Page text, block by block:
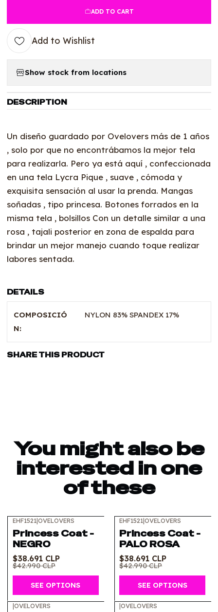
ADD TO CART
Add to Wishlist
Show stock from locations
DESCRIPTION
Un diseño guardado por Ovelovers más de 1 años
, solo por que no encontrábamos la mejor tela
para realizarla. Pero ya está aquí , confeccionada
en una tela Lycra Pique , suave , cómoda y
exquisita sensación al usar la prenda. Mangas
soñadas , tipo princesa. Botones forrados en la
misma tela , bolsillos Con un detalle similar a una
rosa , tajali posterior en zona de espalda para
brindar un mejor manejo cuando toque realizar
labores sentada.
DETAILS
COMPOSICIÓ
N:
NYLON 83% SPANDEX 17%
SHARE THIS PRODUCT
You might also be
interested in one
of these
OFF
EHF1521|OVELOVERS
Princess Coat -
NEGRO
$38.691 CLP
$42.990 CLP
SEE OPTIONS
OFF
EHF1521|OVELOVERS
Princess Coat -
PALO ROSA
$38.691 CLP
$42.990 CLP
SEE OPTIONS
|OVELOVERS |OVELOVERS